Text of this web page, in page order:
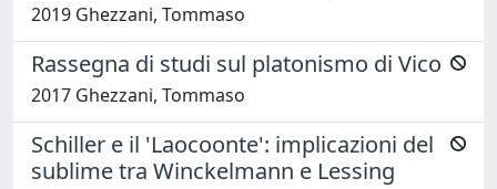
2019 Ghezzani, Tommaso
Rassegna di studi sul platonismo di Vico
2017 Ghezzani, Tommaso
Schiller e il 'Laocoonte': implicazioni del
sublime tra Winckelmann e Lessing